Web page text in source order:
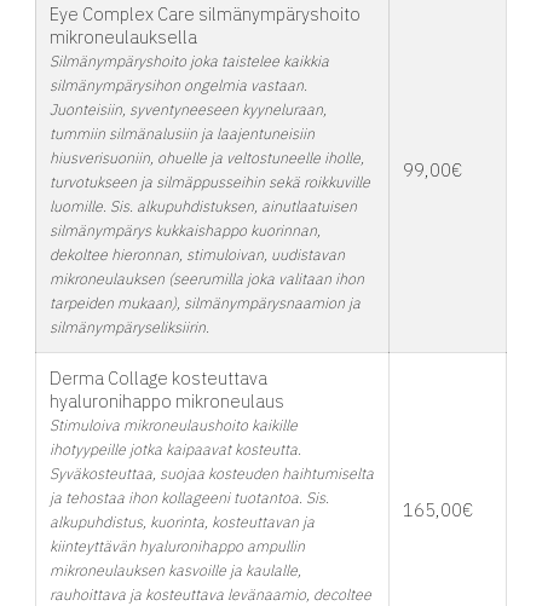
Eye Complex Care silmänympäryshoito
mikroneulauksella
Silmänympäryshoito joka taistelee kaikkia
silmänympärysihon ongelmia vastaan.
Juonteisiin, syventyneeseen kyyneluraan,
tummiin silmänalusiin ja laajentuneisiin
hiusverisuoniin, ohuelle ja veltostuneelle iholle,
turvotukseen ja silmäppusseihin sekä roikkuville
luomille. Sis. alkupuhdistuksen, ainutlaatuisen
silmänympärys kukkaishappo kuorinnan,
dekoltee hieronnan, stimuloivan, uudistavan
mikroneulauksen (seerumilla joka valitaan ihon
tarpeiden mukaan), silmänympärysnaamion ja
silmänympäryseliksiirin.
99,00€
Derma Collage kosteuttava
hyaluronihappo mikroneulaus
Stimuloiva mikroneulaushoito kaikille
ihotyypeille jotka kaipaavat kosteutta.
Syväkosteuttaa, suojaa kosteuden haihtumiselta
ja tehostaa ihon kollageeni tuotantoa. Sis.
alkupuhdistus, kuorinta, kosteuttavan ja
kiinteyttävän hyaluronihappo ampullin
mikroneulauksen kasvoille ja kaulalle,
rauhoittava ja kosteuttava levänaamio, decoltee
165,00€